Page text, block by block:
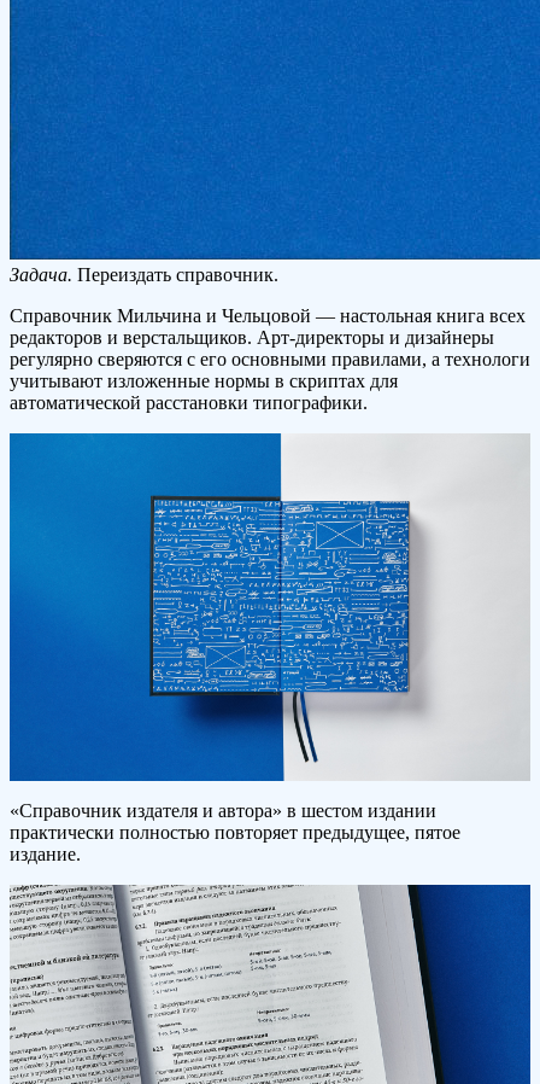
Задача. Переиздать справочник.
Справочник Мильчина и Чельцовой — настольная книга всех
редакторов и верстальщиков. Арт-директоры и дизайнеры
регулярно сверяются с его основными правилами, а технологи
учитывают изложенные нормы в скриптах для
автоматической расстановки типографики.
«Справочник издателя и автора» в шестом издании
практически полностью повторяет предыдущее, пятое
издание.